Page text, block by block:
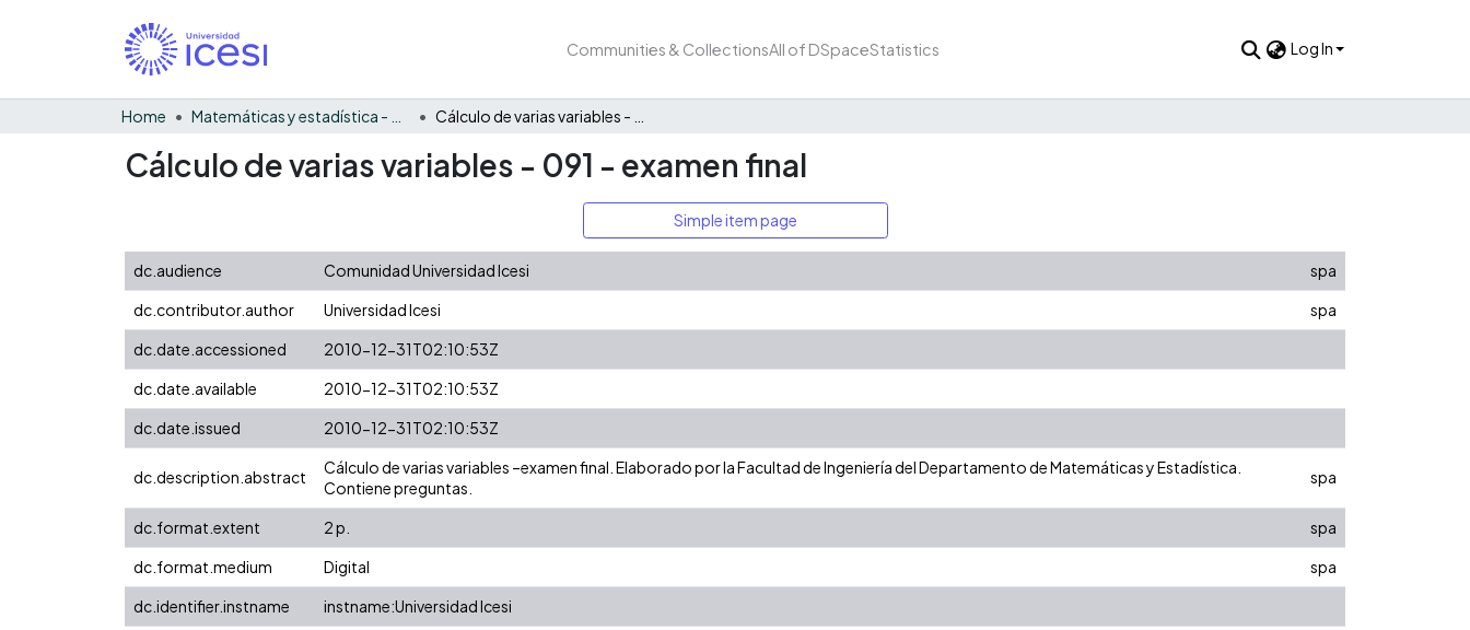
Communities & CollectionsAll of DSpaceStatistics Log In
Home
Cálculo de varias variables - 091 - examen final
Simple item page
dc.audience Comunidad Universidad Icesi
spa
dc.contributor.author
Universidad Icesi
spa
dc.date.accessioned
2010-12-31T02:10:53Z
dc.date.available
2010-12-31T02:10:53Z
dc.date.issued
2010-12-31T02:10:53Z
dc.description.abstract
Cálculo de varias variables –examen final. Elaborado por la Facultad de Ingeniería del Departamento de Matemáticas y Estadística.
Contiene preguntas.
spa
dc.format.extent 2 p.
spa
dc.format.medium
Digital
spa
dc.identifier.instname
instname:Universidad Icesi